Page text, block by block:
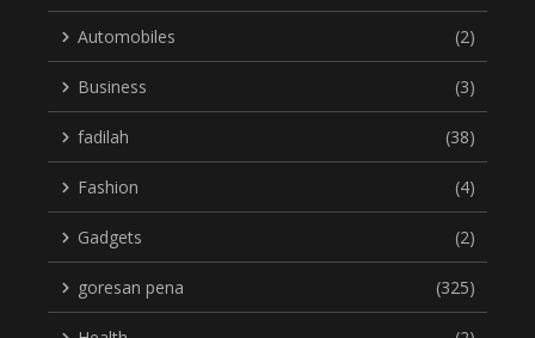
Automobiles (2)
Business (3)
fadilah (38)
Fashion (4)
Gadgets (2)
goresan pena (325)